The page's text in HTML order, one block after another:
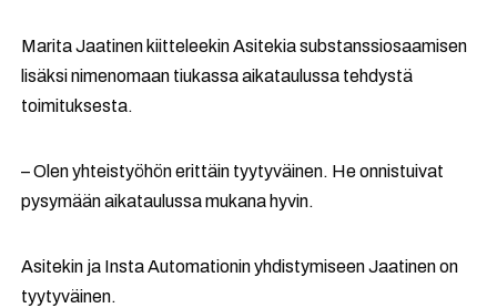
Marita Jaatinen kiitteleekin Asitekia substanssiosaamisen
lisäksi nimenomaan tiukassa aikataulussa tehdystä
toimituksesta.
– Olen yhteistyöhön erittäin tyytyväinen. He onnistuivat
pysymään aikataulussa mukana hyvin.
Asitekin ja Insta Automationin yhdistymiseen Jaatinen on
tyytyväinen.